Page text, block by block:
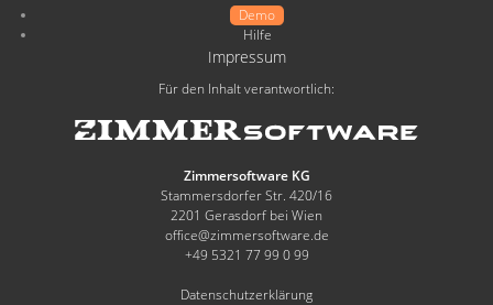
Demo
Hilfe
Impressum
Für den Inhalt verantwortlich:
Zimmersoftware KG
Stammersdorfer Str. 420/16
2201 Gerasdorf bei Wien
office@zimmersoftware.de
+49 5321 77 99 0 99
Datenschutzerklärung